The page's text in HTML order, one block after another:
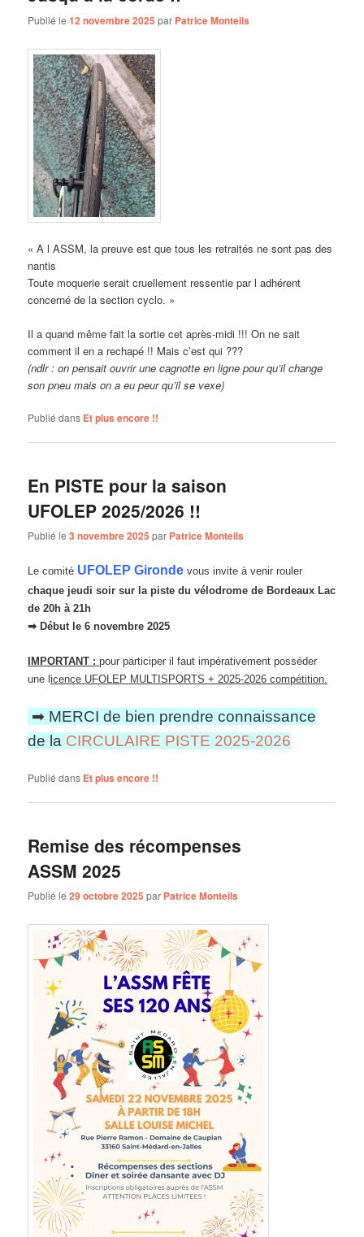
Publié le12 novembre 2025 par Patrice Monteils
« A l ASSM, la preuve est que tous les retraités ne sont pas des
nantis
Toute moquerie serait cruellement ressentie par l adhérent
concerné de la section cyclo. »
Il a quand même fait la sortie cet après-midi !!! On ne sait
comment il en a rechapé !! Mais c’est qui ???
(ndlr : on pensait ouvrir une cagnotte en ligne pour qu’il change
son pneu mais on a eu peur qu’il se vexe)
Publié dans Et plus encore !!
En PISTE pour la saison
UFOLEP 2025/2026 !!
Publié le3 novembre 2025 par Patrice Monteils
Le comité UFOLEP Gironde vous invite à venir rouler
chaque jeudi soir sur la piste duvélodrome de Bordeaux Lac
de 20h à 21h
➡ Début le 6 novembre 2025
IMPORTANT : pour participer il faut impérativement posséder
une licence UFOLEP MULTISPORTS + 2025-2026 compétition.
➡ MERCI de bien prendre connaissance
de la CIRCULAIRE PISTE 2025-2026
Publié dans Et plus encore !!
Remise des récompenses
ASSM 2025
Publié le29 octobre 2025 par Patrice Monteils